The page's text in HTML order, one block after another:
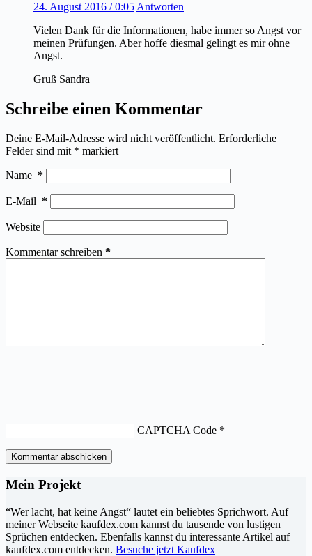
24. August 2016 / 0:05 Antworten
Vielen Dank für die Informationen, habe immer so Angst vor
meinen Prüfungen. Aber hoffe diesmal gelingt es mir ohne
Angst.
Gruß Sandra
Schreibe einen Kommentar
Deine E-Mail-Adresse wird nicht veröffentlicht. Erforderliche
Felder sind mit * markiert
Name *
E-Mail *
Website
Kommentar schreiben *
CAPTCHA Code *
Kommentar abschicken
Mein Projekt
“Wer lacht, hat keine Angst“ lautet ein beliebtes Sprichwort. Auf
meiner Webseite kaufdex.com kannst du tausende von lustigen
Sprüchen entdecken. Ebenfalls kannst du interessante Artikel auf
kaufdex.com entdecken. Besuche jetzt Kaufdex